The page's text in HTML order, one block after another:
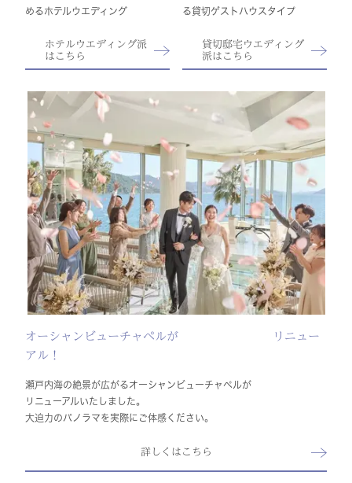
めるホテルウエディング
ホテルウエディング派
はこちら
る貸切ゲストハウスタイプ
貸切邸宅ウエディング
派はこちら
オーシャンビューチャペルが リニュー
アル！
瀬戸内海の絶景が広がるオーシャンビューチャペルが
リニューアルいたしました。
大迫力のパノラマを実際にご体感ください。
詳しくはこちら